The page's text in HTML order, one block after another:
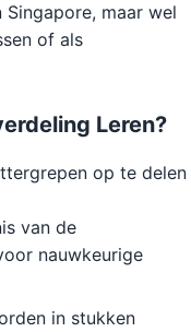
maar wel
of als
Leren?
op te delen
van de
nauwkeurige
in stukken